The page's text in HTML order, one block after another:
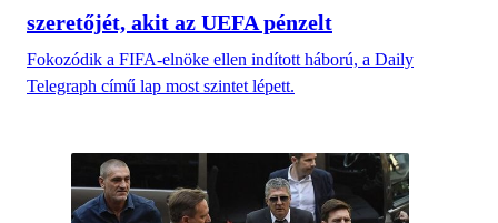
szeretőjét, akit az UEFA pénzelt
Fokozódik a FIFA-elnöke ellen indított háború, a Daily
Telegraph című lap most szintet lépett.